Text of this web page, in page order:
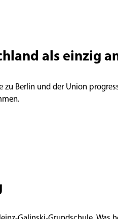
als einzig
Berlin und der Union